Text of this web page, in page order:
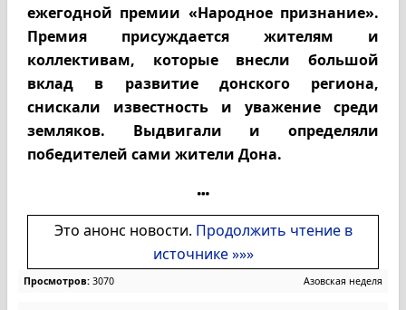
ежегодной премии «Народное признание».
Премия присуждается жителям и
коллективам, которые внесли большой
вклад в развитие донского региона,
снискали известность и уважение среди
земляков. Выдвигали и определяли
победителей сами жители Дона.
Это анонс новости. Продолжить чтение в
источнике »»»
Просмотров: 3070 Азовская неделя